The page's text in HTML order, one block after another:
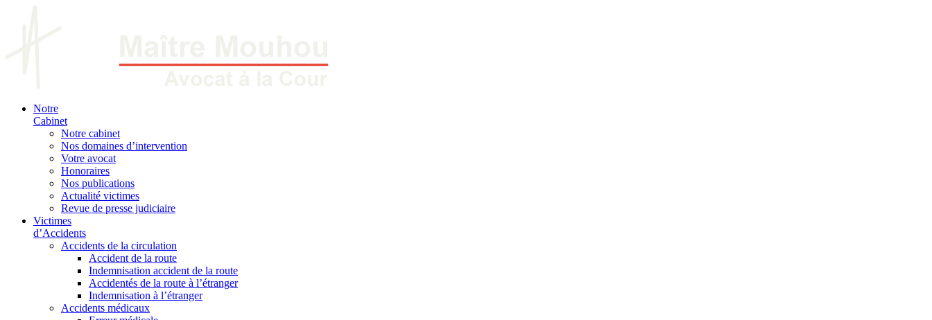
Notre
Cabinet
Notre cabinet
Nos domaines d’intervention
Votre avocat
Honoraires
Nos publications
Actualité victimes
Revue de presse judiciaire
Victimes
d’Accidents
Accidents de la circulation
Accident de la route
Indemnisation accident de la route
Accidentés de la route à l’étranger
Indemnisation à l’étranger
Accidents médicaux